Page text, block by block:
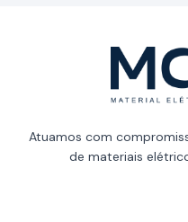
Atuamos com
de materiais